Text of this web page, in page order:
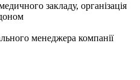
закладу, організація
менеджера компанії